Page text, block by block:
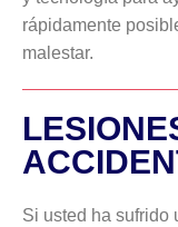
rápidamente
malestar.
Si usted ha sufrido